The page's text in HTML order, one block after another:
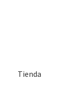
Tienda